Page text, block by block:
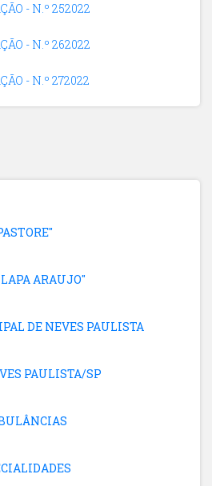
- N.º 252022
- N.º 262022
- N.º 272022
ARAUJO"
DE NEVES PAULISTA
PAULISTA/SP